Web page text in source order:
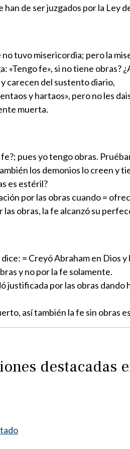
de ser juzgados por la Ley
tuvo misericordia; pero la
«Tengo fe», si no tiene obras?
carecen del sustento diario,
y hartaos», pero no les
muerta.
pues yo tengo obras.
los demonios lo creen y
es estéril?
por las obras cuando =
las obras, la fe alcanzó su
= Creyó Abraham en Dios
y no por la fe solamente.
justificada por las obras
así también la fe sin obras
destacadas